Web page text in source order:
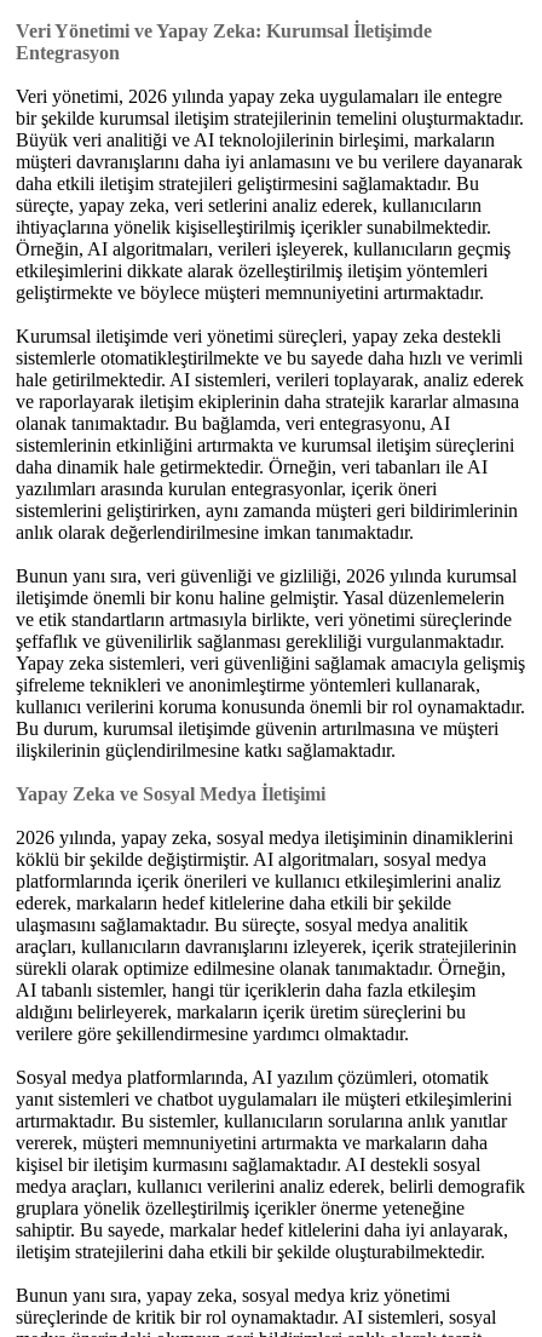
Veri Yönetimi ve Yapay Zeka: Kurumsal İletişimde
Entegrasyon
Veri yönetimi, 2026 yılında yapay zeka uygulamaları ile entegre
bir şekilde kurumsal iletişim stratejilerinin temelini oluşturmaktadır.
Büyük veri analitiği ve AI teknolojilerinin birleşimi, markaların
müşteri davranışlarını daha iyi anlamasını ve bu verilere dayanarak
daha etkili iletişim stratejileri geliştirmesini sağlamaktadır. Bu
süreçte, yapay zeka, veri setlerini analiz ederek, kullanıcıların
ihtiyaçlarına yönelik kişiselleştirilmiş içerikler sunabilmektedir.
Örneğin, AI algoritmaları, verileri işleyerek, kullanıcıların geçmiş
etkileşimlerini dikkate alarak özelleştirilmiş iletişim yöntemleri
geliştirmekte ve böylece müşteri memnuniyetini artırmaktadır.
Kurumsal iletişimde veri yönetimi süreçleri, yapay zeka destekli
sistemlerle otomatikleştirilmekte ve bu sayede daha hızlı ve verimli
hale getirilmektedir. AI sistemleri, verileri toplayarak, analiz ederek
ve raporlayarak iletişim ekiplerinin daha stratejik kararlar almasına
olanak tanımaktadır. Bu bağlamda, veri entegrasyonu, AI
sistemlerinin etkinliğini artırmakta ve kurumsal iletişim süreçlerini
daha dinamik hale getirmektedir. Örneğin, veri tabanları ile AI
yazılımları arasında kurulan entegrasyonlar, içerik öneri
sistemlerini geliştirirken, aynı zamanda müşteri geri bildirimlerinin
anlık olarak değerlendirilmesine imkan tanımaktadır.
Bunun yanı sıra, veri güvenliği ve gizliliği, 2026 yılında kurumsal
iletişimde önemli bir konu haline gelmiştir. Yasal düzenlemelerin
ve etik standartların artmasıyla birlikte, veri yönetimi süreçlerinde
şeffaflık ve güvenilirlik sağlanması gerekliliği vurgulanmaktadır.
Yapay zeka sistemleri, veri güvenliğini sağlamak amacıyla gelişmiş
şifreleme teknikleri ve anonimleştirme yöntemleri kullanarak,
kullanıcı verilerini koruma konusunda önemli bir rol oynamaktadır.
Bu durum, kurumsal iletişimde güvenin artırılmasına ve müşteri
ilişkilerinin güçlendirilmesine katkı sağlamaktadır.
Yapay Zeka ve Sosyal Medya İletişimi
2026 yılında, yapay zeka, sosyal medya iletişiminin dinamiklerini
köklü bir şekilde değiştirmiştir. AI algoritmaları, sosyal medya
platformlarında içerik önerileri ve kullanıcı etkileşimlerini analiz
ederek, markaların hedef kitlelerine daha etkili bir şekilde
ulaşmasını sağlamaktadır. Bu süreçte, sosyal medya analitik
araçları, kullanıcıların davranışlarını izleyerek, içerik stratejilerinin
sürekli olarak optimize edilmesine olanak tanımaktadır. Örneğin,
AI tabanlı sistemler, hangi tür içeriklerin daha fazla etkileşim
aldığını belirleyerek, markaların içerik üretim süreçlerini bu
verilere göre şekillendirmesine yardımcı olmaktadır.
Sosyal medya platformlarında, AI yazılım çözümleri, otomatik
yanıt sistemleri ve chatbot uygulamaları ile müşteri etkileşimlerini
artırmaktadır. Bu sistemler, kullanıcıların sorularına anlık yanıtlar
vererek, müşteri memnuniyetini artırmakta ve markaların daha
kişisel bir iletişim kurmasını sağlamaktadır. AI destekli sosyal
medya araçları, kullanıcı verilerini analiz ederek, belirli demografik
gruplara yönelik özelleştirilmiş içerikler önerme yeteneğine
sahiptir. Bu sayede, markalar hedef kitlelerini daha iyi anlayarak,
iletişim stratejilerini daha etkili bir şekilde oluşturabilmektedir.
Bunun yanı sıra, yapay zeka, sosyal medya kriz yönetimi
süreçlerinde de kritik bir rol oynamaktadır. AI sistemleri, sosyal